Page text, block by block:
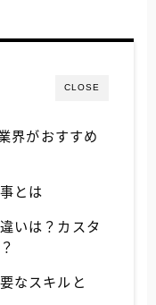
CLOSE
界がおすすめ
とは
いは？カスタ
なスキルと